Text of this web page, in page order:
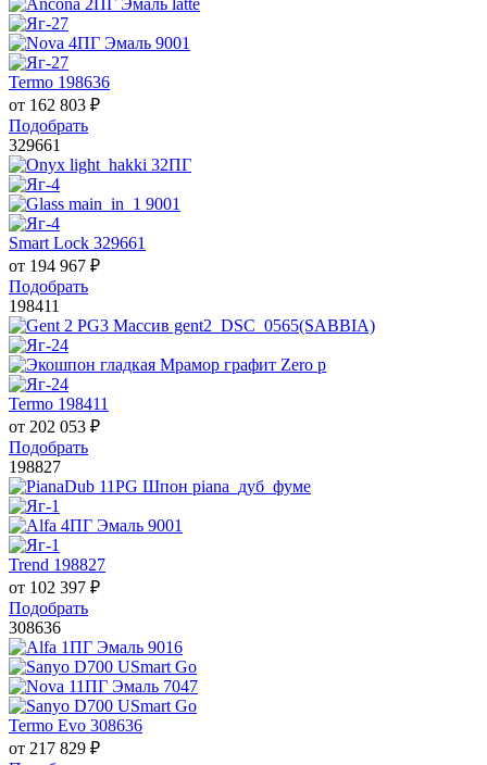
Termo 198636
от 162 803 ₽
Подобрать
329661
Smart Lock 329661
от 194 967 ₽
Подобрать
198411
Termo 198411
от 202 053 ₽
Подобрать
198827
Trend 198827
от 102 397 ₽
Подобрать
308636
Termo Evo 308636
от 217 829 ₽